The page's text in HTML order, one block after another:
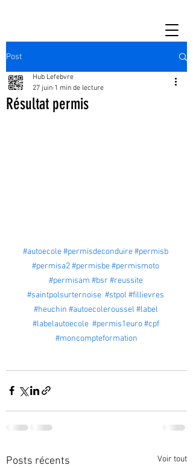
Post
Résultat permis
Hub Lefebvre
27 juin 1 min de lecture
#autoecole#permisdeconduire#permisb
#permisa2#permisbe#permismoto
#permisam #bsr #reussite
#saintpolsurternoise #stpol #fillievres
#heuchin #autoecoleroussel #label
#labelautoecole #permis1euro #cpf
#moncompteformation
Posts récents Voir tout